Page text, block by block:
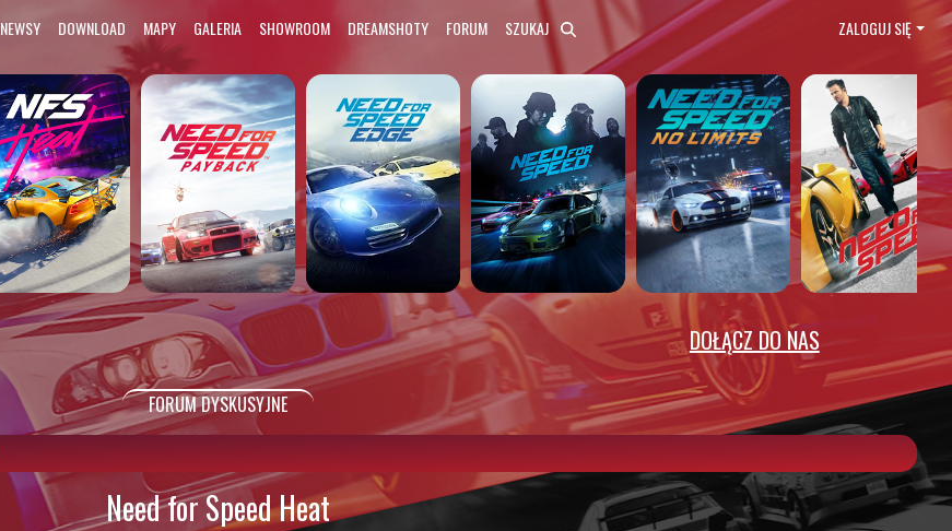
NEWSY DOWNLOAD MAPY GALERIA SHOWROOM DREAMSHOTY FORUM SZUKAJ ZALOGUJ SIĘ
DOŁĄCZ DO NAS
FORUM DYSKUSYJNE
Need for Speed Heat